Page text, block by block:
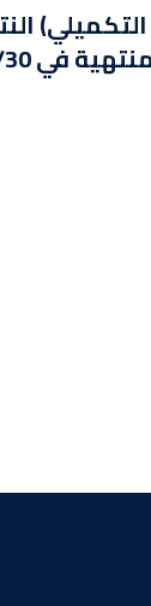
في 2025/09/30